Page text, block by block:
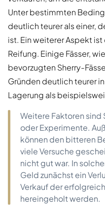
Unter bestimmten
deutlich teurer als einer,
ist. Ein weiterer Aspekt ist
Reifung. Einige Fässer,
bevorzugten Sherry-
Gründen deutlich teurer
Lagerung als
Weitere Faktoren sind
oder Experimente.
können den bitteren
viele Versuche
nicht gut war. In
Geld zunächst ein
Verkauf der
hereingeholt werden.